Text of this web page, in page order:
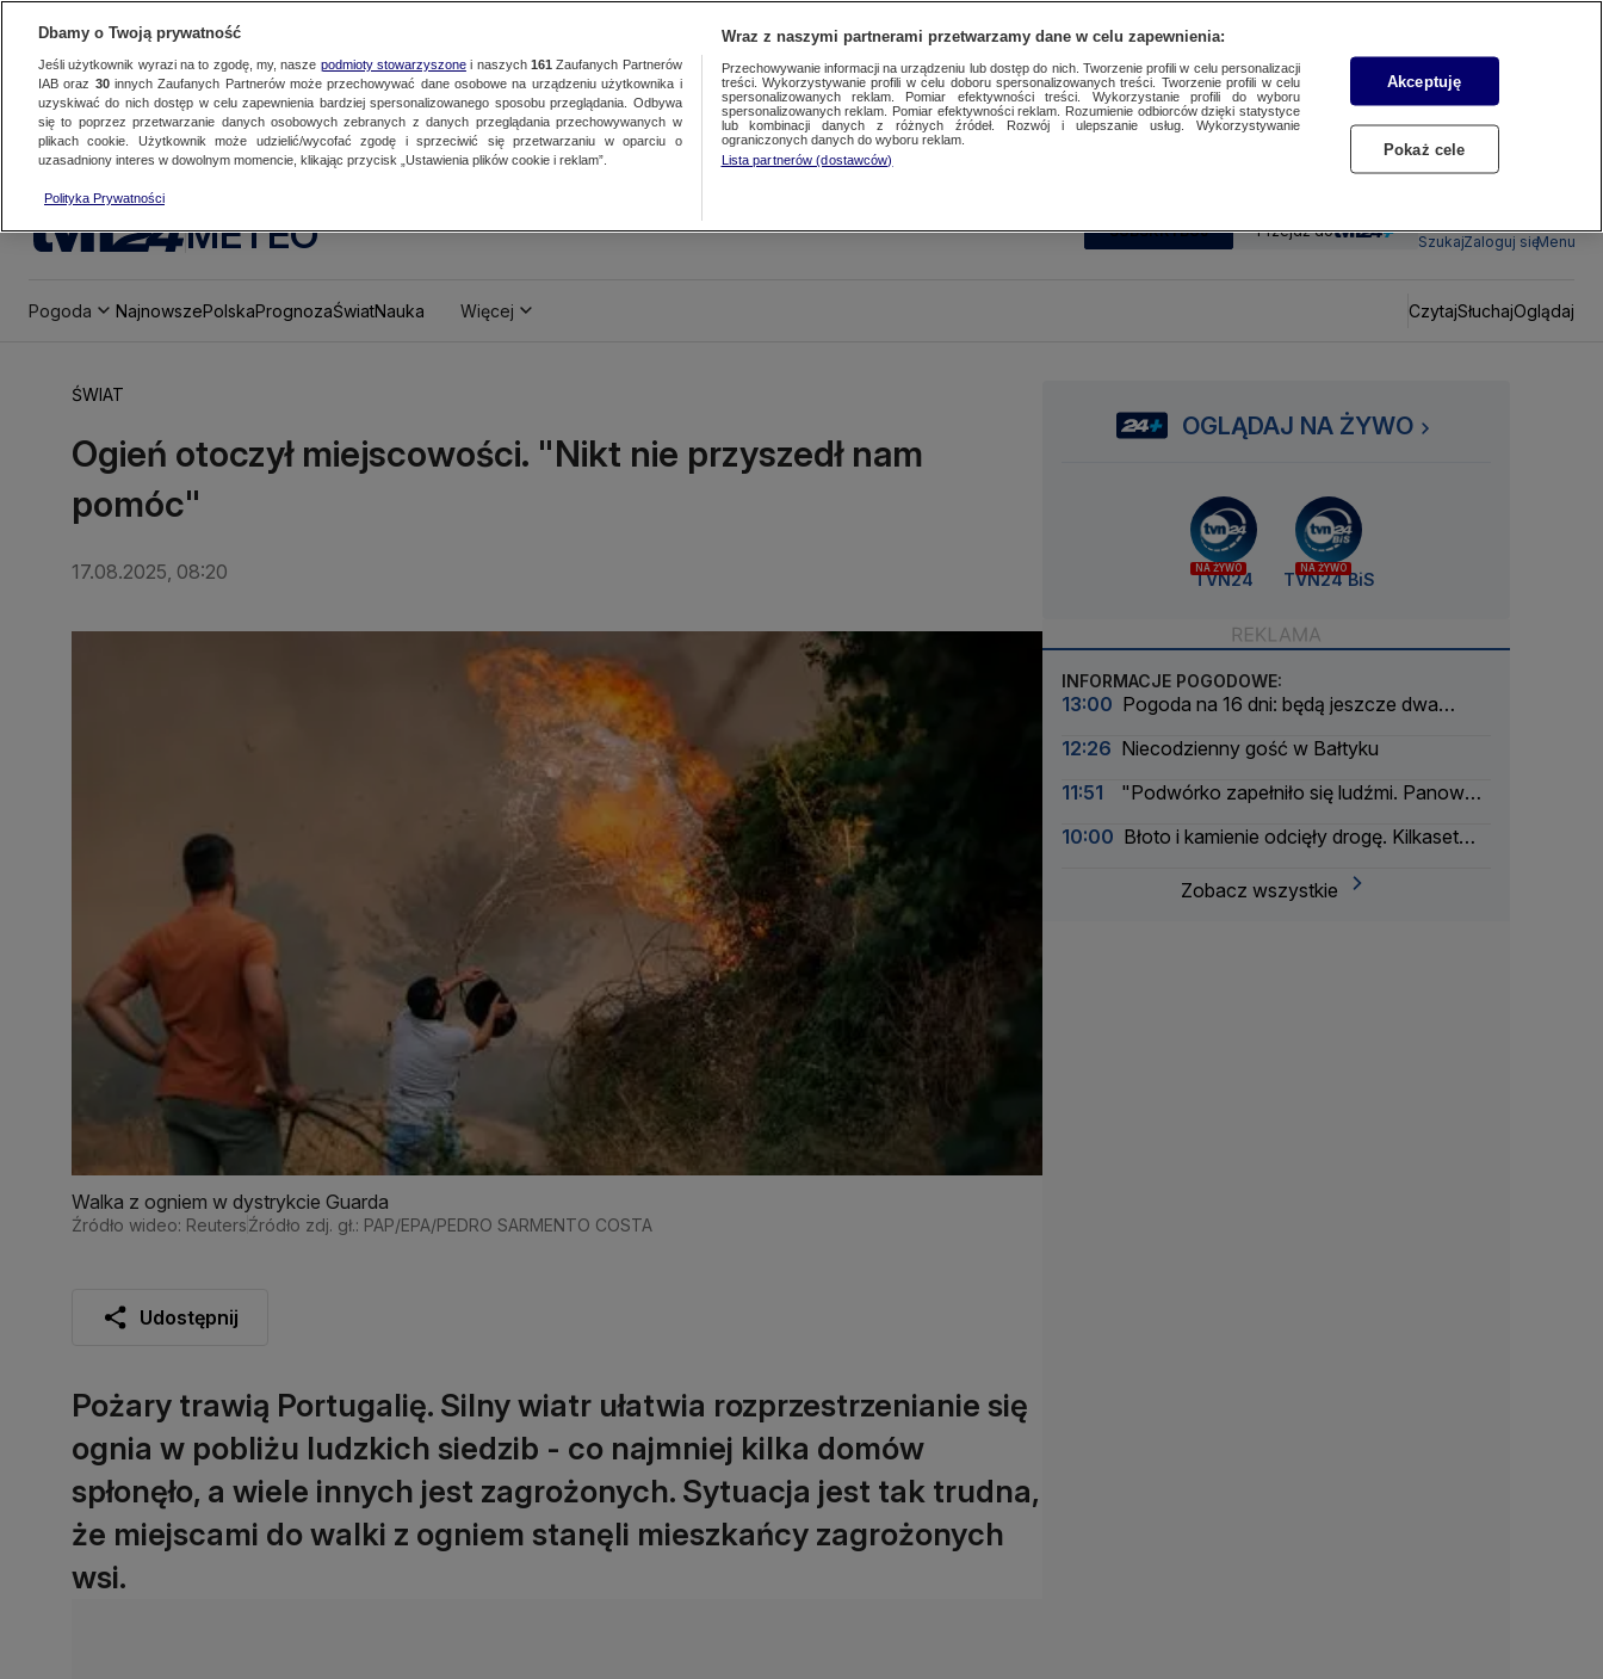
METEO SUBSKRYBUJ Przejdź do
SzukajZaloguj sięMenu
Pogoda NajnowszePolskaPrognozaŚwiatNauka Więcej CzytajSłuchajOglądaj
ŚWIAT
Ogień otoczył miejscowości. "Nikt nie przyszedł nam
pomóc"
17.08.2025, 08:20
Walka z ogniem w dystrykcie Guarda
Źródło wideo: ReutersŹródło zdj. gł.: PAP/EPA/PEDRO SARMENTO COSTA
Udostępnij
Pożary trawią Portugalię. Silny wiatr ułatwia rozprzestrzenianie się
ognia w pobliżu ludzkich siedzib - co najmniej kilka domów
spłonęło, a wiele innych jest zagrożonych. Sytuacja jest tak trudna,
że miejscami do walki z ogniem stanęli mieszkańcy zagrożonych
wsi.
OGLĄDAJ NA ŻYWO
NA ŻYWO
TVN24
NA ŻYWO
TVN24 BiS
INFORMACJE POGODOWE:
13:00 Pogoda na 16 dni: będą jeszcze dwa
12:26 Niecodzienny gość w Bałtyku
11:51
"Podwórko zapełniło się ludźmi. Panował
10:00 Błoto i kamienie odcięły drogę. Kilkaset
Zobacz wszystkie
Dbamy o Twoją prywatność
Jeśli użytkownik wyrazi na to zgodę, my, nasze podmioty stowarzyszonei naszych 161 Zaufanych Partnerów
IAB oraz 30innych Zaufanych Partnerów może przechowywać dane osobowe na urządzeniu użytkownika i
uzyskiwać do nich dostęp w celu zapewnienia bardziej spersonalizowanego sposobu przeglądania. Odbywa
się to poprzez przetwarzanie danych osobowych zebranych z danych przeglądania przechowywanych w
plikach cookie. Użytkownik może udzielić/wycofać zgodę i sprzeciwić się przetwarzaniu w oparciu o
uzasadniony interes w dowolnym momencie, klikając przycisk „Ustawienia plików cookie i reklam”.
Polityka Prywatności
Wraz z naszymi partnerami przetwarzamy dane w celu zapewnienia:
Przechowywanie informacji na urządzeniu lub dostęp do nich. Tworzenie profili w celu personalizacji
treści. Wykorzystywanie profili w celu doboru spersonalizowanych treści. Tworzenie profili w celu
spersonalizowanych reklam. Pomiar efektywności treści. Wykorzystanie profili do wyboru
spersonalizowanych reklam. Pomiar efektywności reklam. Rozumienie odbiorców dzięki statystyce
lub kombinacji danych z różnych źródeł. Rozwój i ulepszanie usług. Wykorzystywanie
ograniczonych danych do wyboru reklam.
Lista partnerów (dostawców)
Akceptuję
Pokaż cele